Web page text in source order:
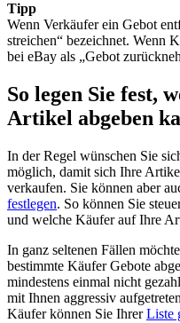
Tipp
Wenn Verkäufer ein Gebot
streichen“ bezeichnet. Wenn
bei eBay als „Gebot
So legen Sie fest,
Artikel abgeben
In der Regel wünschen Sie
möglich, damit sich Ihre
verkaufen. Sie können aber
festlegen. So können Sie
und welche Käufer auf Ihre
In ganz seltenen Fällen
bestimmte Käufer Gebote
mindestens einmal nicht
mit Ihnen aggressiv
Käufer können Sie IhrerListe